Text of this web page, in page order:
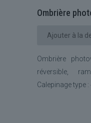
Ombrière
Ajouter à la
Ombrière
réversible,
Calepinage type